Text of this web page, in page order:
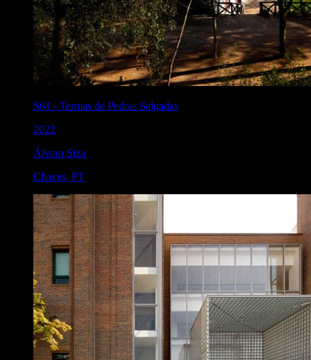
S61 - Termas de Pedras Salgadas
2022
Álvaro Siza
Chaves, PT